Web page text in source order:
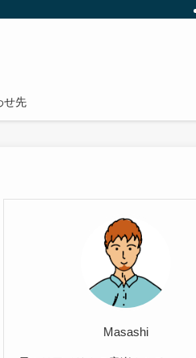
ハウを紹介しています。実用的で効果
せ先
Masashi